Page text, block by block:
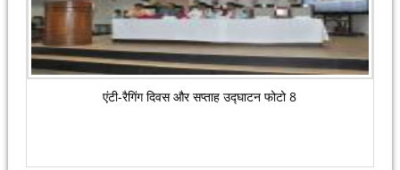
एंटी-रैगिंग दिवस और सप्ताह उद्घाटन फोटो 8